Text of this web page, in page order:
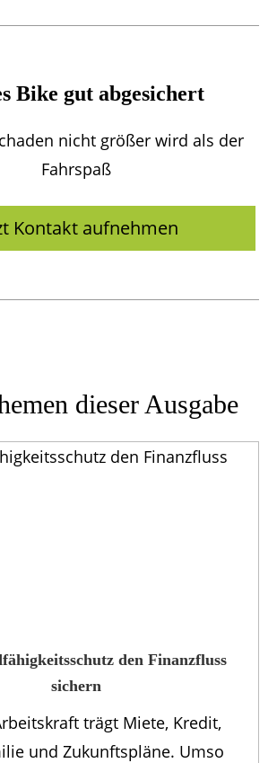
Bike gut abgesichert
nicht größer wird als der
Fahrspaß
Kontakt aufnehmen
dieser Ausgabe
den Finanzfluss
sichern
trägt Miete, Kredit,
und Zukunftspläne. Umso